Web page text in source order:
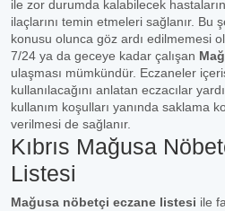
ile zor durumda kalabilecek
ilaçlarını temin etmeleri sağlanır. Bu
konusu olunca göz ardı edilmemesi
7/24 ya da geceye kadar çalışan
ulaşması mümkündür. Eczaneler
kullanılacağını anlatan eczacılar
kullanım koşulları yanında saklama
verilmesi de sağlanır.
Kıbrıs Mağusa
Listesi
Mağusa nöbetçi eczane listesi ile